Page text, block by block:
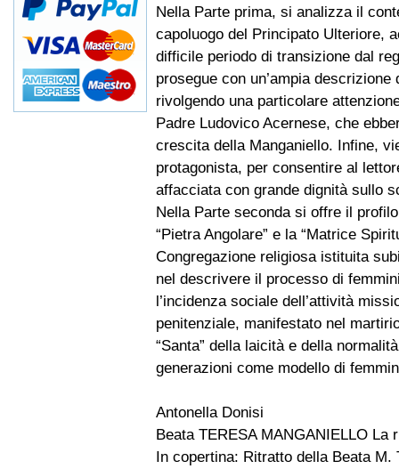
Nella Parte prima, si analizza il
capoluogo del Principato Ulteriore,
difficile periodo di transizione dal
prosegue con un’ampia
rivolgendo una particolare
Padre Ludovico Acernese, che
crescita della Manganiello. Infine,
protagonista, per consentire al
affacciata con grande dignità sullo
Nella Parte seconda si offre il
“Pietra Angolare” e la “Matrice
Congregazione religiosa istituita
nel descrivere il processo di
l’incidenza sociale dell’attività
penitenziale, manifestato nel
“Santa” della laicità e della
generazioni come modello di
Antonella Donisi
Beata TERESA MANGANIELLO La
In copertina: Ritratto della Beata M.